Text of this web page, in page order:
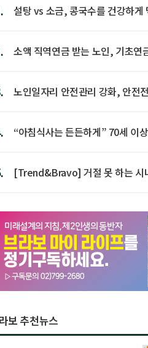
설탕 vs 소금, 콩국수를 건강하게
소액 직역연금 받는 노인, 기초연
노인일자리 안전관리 강화, 안전
“아침식사는 든든하게” 70세 이
[Trend&Bravo] 거절 못 하는 시
보 추천뉴스